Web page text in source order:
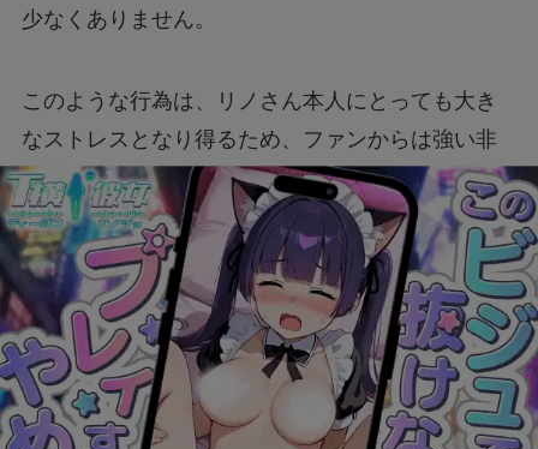
からせる！はどこで読める？無料で読めるの？
少なくありません。
このような行為は、リノさん本人にとっても大き
なストレスとなり得るため、ファンからは強い非
難の声が上がっています。